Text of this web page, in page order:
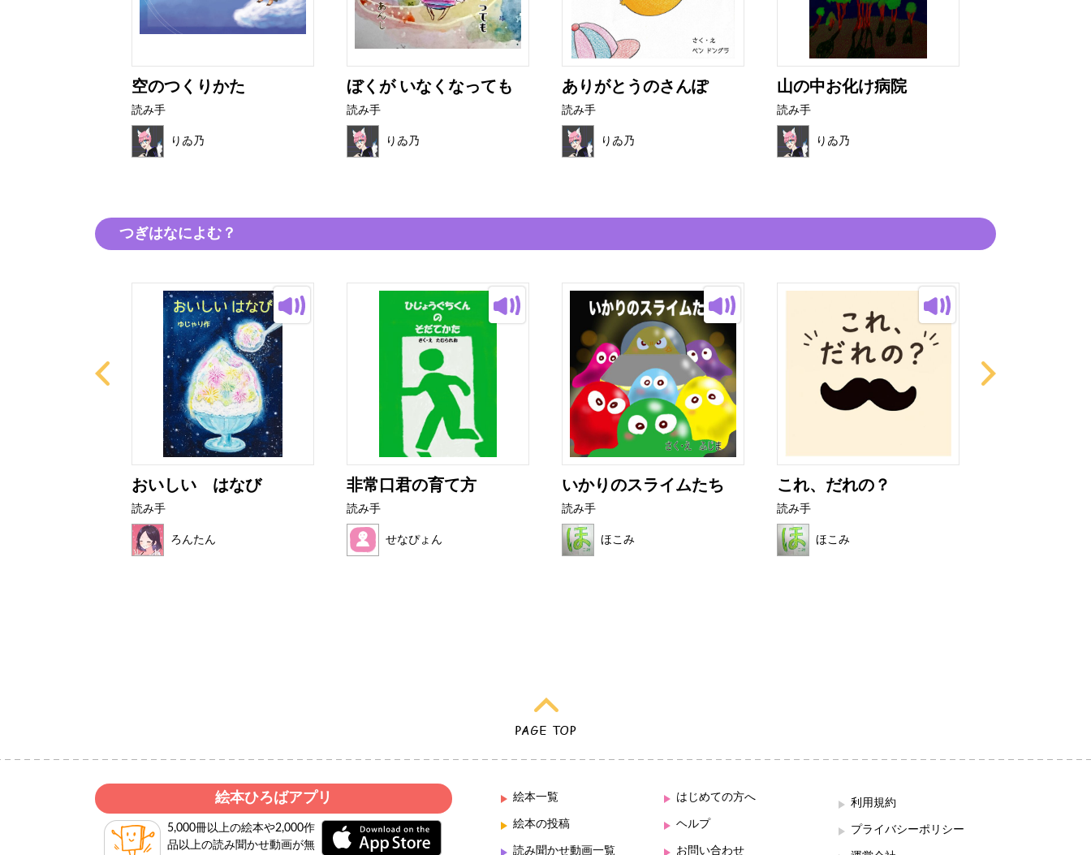
空のつくりかた
読み手
りゐ乃
ぼくが いなくなっても
読み手
りゐ乃
ありがとうのさんぽ
読み手
りゐ乃
山の中お化け病院
読み手
りゐ乃
つぎはなによむ？
おいしい はなび
読み手
ろんたん
非常口君の育て方
読み手
せなぴょん
いかりのスライムたち
読み手
ほこみ
これ、だれの？
読み手
ほこみ
絵本ひろばアプリ
5,000冊以上の絵本や2,000作
品以上の読み聞かせ動画が無
絵本一覧
絵本の投稿
読み聞かせ動画一覧
はじめての方へ
ヘルプ
お問い合わせ
利用規約
プライバシーポリシー